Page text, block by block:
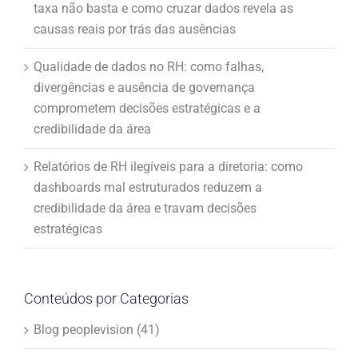
taxa não basta e como cruzar dados revela as
causas reais por trás das ausências
Qualidade de dados no RH: como falhas,
divergências e ausência de governança
comprometem decisões estratégicas e a
credibilidade da área
Relatórios de RH ilegíveis para a diretoria: como
dashboards mal estruturados reduzem a
credibilidade da área e travam decisões
estratégicas
Conteúdos por Categorias
Blog peoplevision (41)